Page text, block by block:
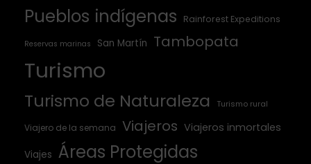
Pueblos indígenas Rainforest Expeditions
Reservas marinas San Martín Tambopata
Turismo
Turismo de Naturaleza Turismo rural
Viajero de la semana Viajeros Viajeros inmortales
Viajes Áreas Protegidas